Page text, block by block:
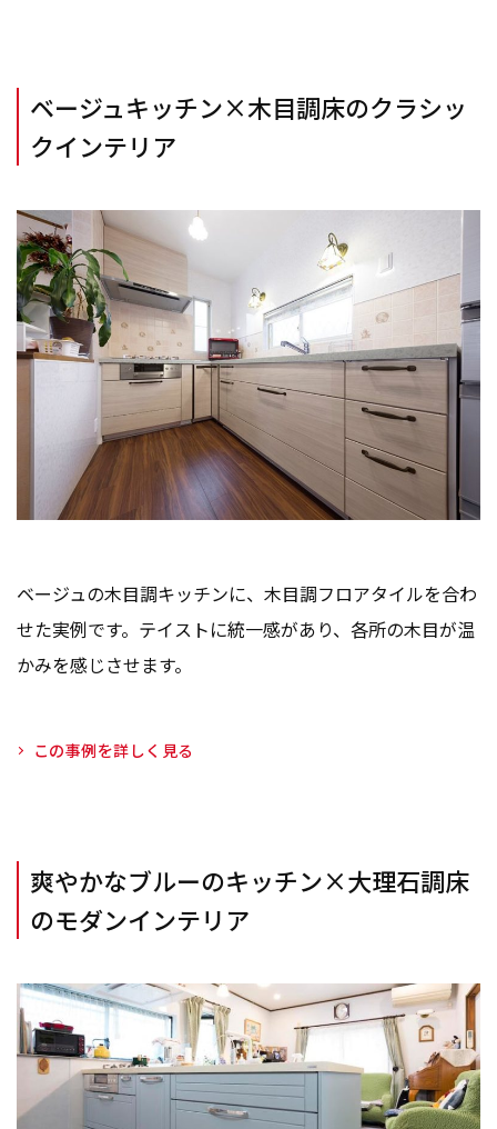
ベージュキッチン×木目調床のクラシッ
クインテリア
ベージュの木目調キッチンに、木目調フロアタイルを合わ
せた実例です。テイストに統一感があり、各所の木目が温
かみを感じさせます。
この事例を詳しく見る
爽やかなブルーのキッチン×大理石調床
のモダンインテリア